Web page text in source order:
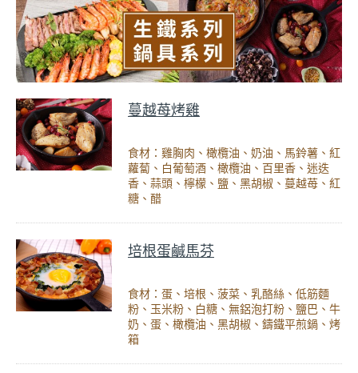
蔓越苺烤雞
食材：雞胸肉、橄欖油、奶油、馬鈴薯、紅
蘿蔔、白葡萄酒、橄欖油、百里香、迷迭
香、蒜頭、檸檬、鹽、黑胡椒、蔓越苺、紅
糖、醋
培根蛋鹹馬芬
食材：蛋、培根、菠菜、乳酪絲、低筋麵
粉、玉米粉、白糖、無鋁泡打粉、鹽巴、牛
奶、蛋、橄欖油、黑胡椒、鑄鐵平煎鍋、烤
箱